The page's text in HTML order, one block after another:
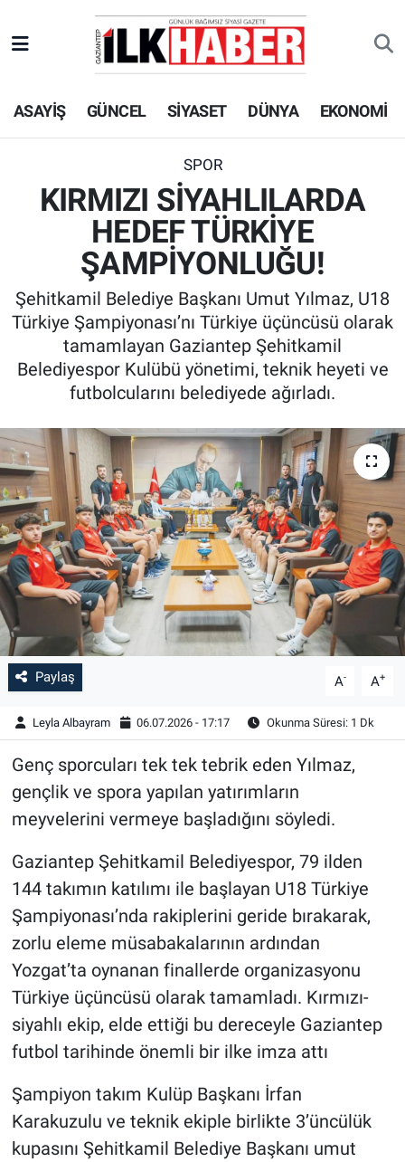
ASAYİŞ GÜNCEL SİYASET DÜNYA EKONOMİ
SPOR
KIRMIZI SİYAHLILARDA
HEDEF TÜRKİYE
ŞAMPİYONLUĞU!
Şehitkamil Belediye Başkanı Umut Yılmaz, U18
Türkiye Şampiyonası’nı Türkiye üçüncüsü olarak
tamamlayan Gaziantep Şehitkamil
Belediyespor Kulübü yönetimi, teknik heyeti ve
futbolcularını belediyede ağırladı.
Paylaş A- A+
Leyla Albayram 06.07.2026 - 17:17 Okunma Süresi: 1 Dk
Genç sporcuları tek tek tebrik eden Yılmaz,
gençlik ve spora yapılan yatırımların
meyvelerini vermeye başladığını söyledi.
Gaziantep Şehitkamil Belediyespor, 79 ilden
144 takımın katılımı ile başlayan U18 Türkiye
Şampiyonası’nda rakiplerini geride bırakarak,
zorlu eleme müsabakalarının ardından
Yozgat’ta oynanan finallerde organizasyonu
Türkiye üçüncüsü olarak tamamladı. Kırmızı-
siyahlı ekip, elde ettiği bu dereceyle Gaziantep
futbol tarihinde önemli bir ilke imza attı
Şampiyon takım Kulüp Başkanı İrfan
Karakuzulu ve teknik ekiple birlikte 3’üncülük
kupasını Şehitkamil Belediye Başkanı umut
EKONOMİ
SİYASET
SPOR
TEKNOLOJİ
ASAYİŞ
EĞİTİM
KÜLTÜR - SANAT
Beyoğlu Hava Durumu
Beyoğlu Trafik Yoğunluk Haritası
Süper Lig Puan Durumu ve Fikstür
Tüm Manşetler
Son Dakika Haberleri
Haber Arşivi